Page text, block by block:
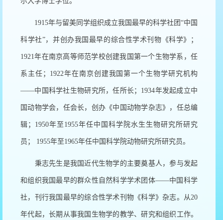
1915年与留美同学组织成立我国最早的科学社团“中国
科学社”，并创办我国最早的综合性学术刊物《科学》；
1921年在南京高等师范学校创建我国第一个生物学系，任
系主任； 1922年在南京创建我国第一个生物学研究机构
——中国科学社生物研究所，任所长； 1934年发起成立中
国动物学会，任会长，创办《中国动物学杂志》，任总编
辑； 1950年至 1955年任中国科学院水生生物研究所研究
员； 1955年至1965年任中国科学院动物研究所研究员。
秉志先生是我国近代生物学的主要奠基人，参与发起
和组织我国最早的群众性自然科学学术团体——中国科学
社，刊行我国最早的综合性学术刊物《科学》杂志。从20
年代起，长期从事我国生物学的教学、研究和组织工作。